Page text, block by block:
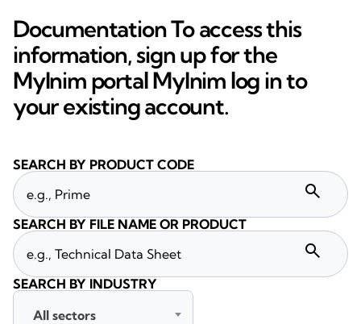
Documentation To access this
information, sign up for the
MyInim portal MyInim log in to
your existing account.
SEARCH BY PRODUCT CODE
search
SEARCH BY FILE NAME OR PRODUCT
search
SEARCH BY INDUSTRY
All sectors